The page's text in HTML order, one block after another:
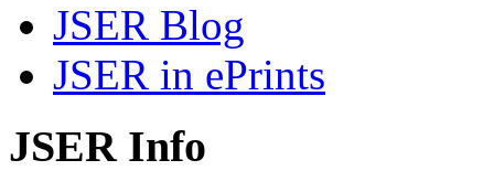
JSER Blog
JSER in ePrints
JSER Info